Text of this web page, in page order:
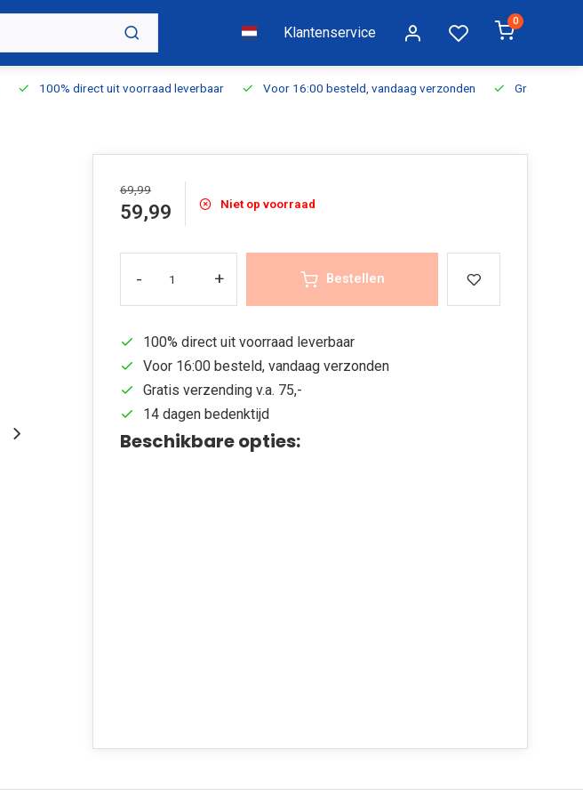
Klantenservice
0
100% direct uit voorraad leverbaar Voor 16:00 besteld, vandaag verzonden Gratis
69,99
59,99 Niet op voorraad
- + Bestellen
100% direct uit voorraad leverbaar
Voor 16:00 besteld, vandaag verzonden
Gratis verzending v.a. 75,-
14 dagen bedenktijd
Beschikbare opties: